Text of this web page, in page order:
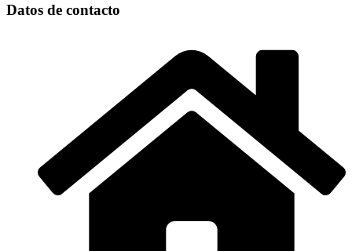
Datos de contacto